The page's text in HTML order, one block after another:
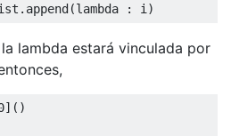
lambda
lambda estará vinculada por